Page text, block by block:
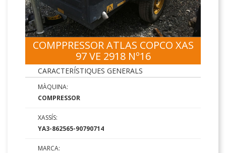
COMPPRESSOR ATLAS COPCO XAS
97 VE 2918 Nº16
CARACTERÍSTIQUES GENERALS
MÀQUINA:
COMPRESSOR
XASSÍS:
YA3-862565-90790714
MARCA: